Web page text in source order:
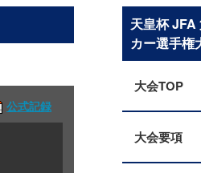
公式記録
天皇杯 JFA
カー選手権
大会TOP
大会要項